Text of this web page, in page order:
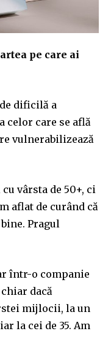
pe care ai
dificilă a
celor care se află
vulnerabilizează
vârsta de 50+, ci
aflat de curând că
Pragul
într-o companie
dacă
mijlocii, la un
la cei de 35. Am